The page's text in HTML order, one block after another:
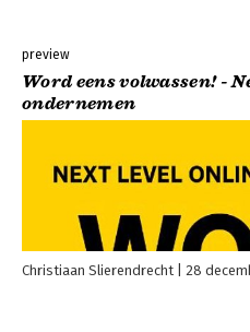
preview
Word eens volwassen! -
ondernemen
Christiaan Slierendrecht 28